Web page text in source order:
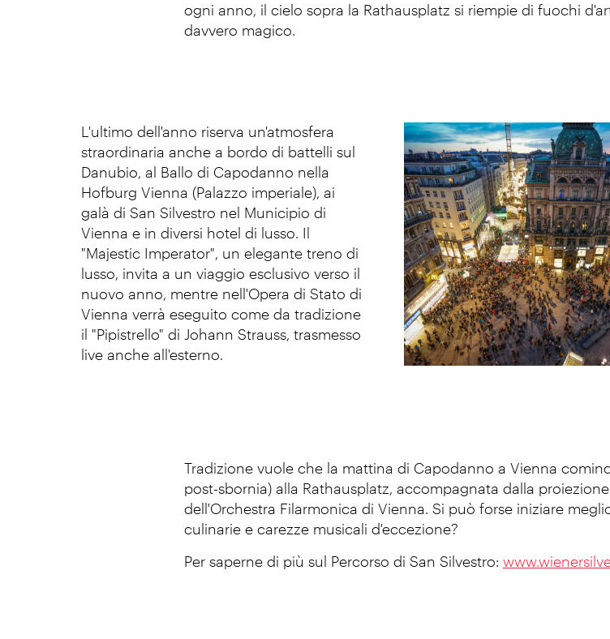
ogni anno, il cielo sopra la Rathausplatz si riempie di fuochi
davvero magico.
L'ultimo dell'anno riserva un'atmosfera
straordinaria anche a bordo di battelli sul
Danubio, al Ballo di Capodanno nella
Hofburg Vienna (Palazzo imperiale), ai
galà di San Silvestro nel Municipio di
Vienna e in diversi hotel di lusso. Il
"Majestic Imperator", un elegante treno di
lusso, invita a un viaggio esclusivo verso il
nuovo anno, mentre nell'Opera di Stato di
Vienna verrà eseguito come da tradizione
il "Pipistrello" di Johann Strauss, trasmesso
live anche all'esterno.
Stadt Wien
Tradizione vuole che la mattina di Capodanno a Vienna
post-sbornia) alla Rathausplatz, accompagnata dalla
dell'Orchestra Filarmonica di Vienna. Si può forse iniziare
culinarie e carezze musicali d'eccezione?
Per saperne di più sul Percorso di San Silvestro: